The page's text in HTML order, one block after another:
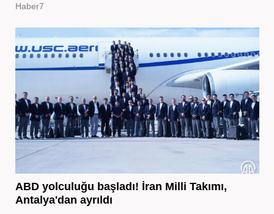
Haber7
ABD yolculuğu başladı! İran Milli Takımı,
Antalya'dan ayrıldı